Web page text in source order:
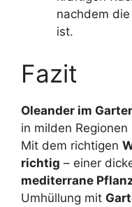
nachdem
ist.
Fazit
Oleander im
in milden
Mit dem richtigen
richtig – einer
mediterrane
Umhüllung mit